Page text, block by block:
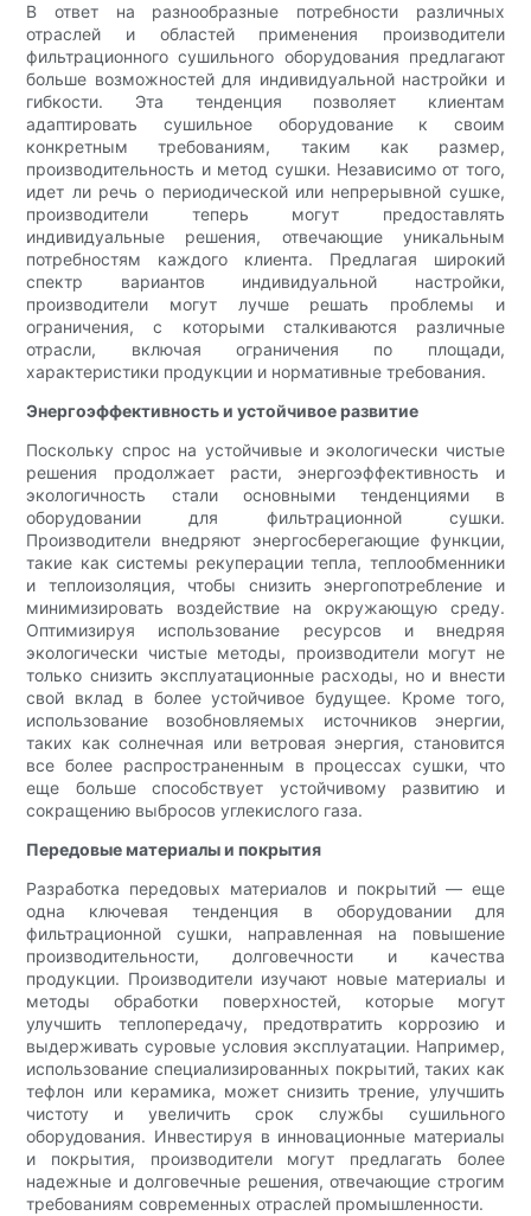
В ответ на разнообразные потребности различных
отраслей и областей применения производители
фильтрационного сушильного оборудования предлагают
больше возможностей для индивидуальной настройки и
гибкости. Эта тенденция позволяет клиентам
адаптировать сушильное оборудование к своим
конкретным требованиям, таким как размер,
производительность и метод сушки. Независимо от того,
идет ли речь о периодической или непрерывной сушке,
производители теперь могут предоставлять
индивидуальные решения, отвечающие уникальным
потребностям каждого клиента. Предлагая широкий
спектр вариантов индивидуальной настройки,
производители могут лучше решать проблемы и
ограничения, с которыми сталкиваются различные
отрасли, включая ограничения по площади,
характеристики продукции и нормативные требования.
Энергоэффективность и устойчивое развитие
Поскольку спрос на устойчивые и экологически чистые
решения продолжает расти, энергоэффективность и
экологичность стали основными тенденциями в
оборудовании для фильтрационной сушки.
Производители внедряют энергосберегающие функции,
такие как системы рекуперации тепла, теплообменники
и теплоизоляция, чтобы снизить энергопотребление и
минимизировать воздействие на окружающую среду.
Оптимизируя использование ресурсов и внедряя
экологически чистые методы, производители могут не
только снизить эксплуатационные расходы, но и внести
свой вклад в более устойчивое будущее. Кроме того,
использование возобновляемых источников энергии,
таких как солнечная или ветровая энергия, становится
все более распространенным в процессах сушки, что
еще больше способствует устойчивому развитию и
сокращению выбросов углекислого газа.
Передовые материалы и покрытия
Разработка передовых материалов и покрытий — еще
одна ключевая тенденция в оборудовании для
фильтрационной сушки, направленная на повышение
производительности, долговечности и качества
продукции. Производители изучают новые материалы и
методы обработки поверхностей, которые могут
улучшить теплопередачу, предотвратить коррозию и
выдерживать суровые условия эксплуатации. Например,
использование специализированных покрытий, таких как
тефлон или керамика, может снизить трение, улучшить
чистоту и увеличить срок службы сушильного
оборудования. Инвестируя в инновационные материалы
и покрытия, производители могут предлагать более
надежные и долговечные решения, отвечающие строгим
требованиям современных отраслей промышленности.